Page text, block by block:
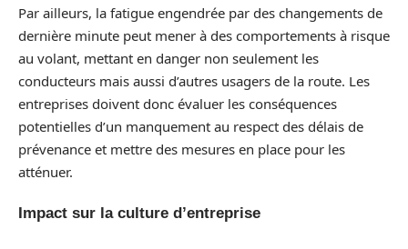
Par ailleurs, la fatigue engendrée par des changements de
dernière minute peut mener à des comportements à risque
au volant, mettant en danger non seulement les
conducteurs mais aussi d’autres usagers de la route. Les
entreprises doivent donc évaluer les conséquences
potentielles d’un manquement au respect des délais de
prévenance et mettre des mesures en place pour les
atténuer.
Impact sur la culture d’entreprise